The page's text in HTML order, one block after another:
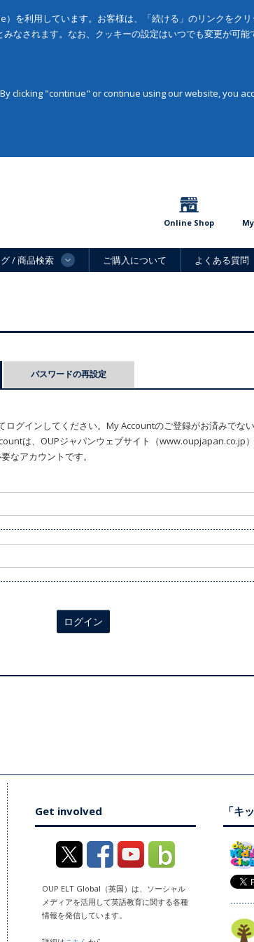
を利用しています。お客様は、「続ける」のリンクをク
なされます。なお、クッキーの設定はいつでも変更が可能
clicking "continue" or continue using our website, you
Online Shop
/ 商品検索 ご購入について よくある質問
パスワードの再設定
ログインしてください。My Accountのご登録がお済みでな
は、OUPジャパンウェブサイト（www.oupjapan.co.jp
なアカウントです。
ログイン
Get involved
OUP ELT Global（英国）は、ソーシャル
メディアを活用して英語教育に関する各種
情報を発信しています。
「キ